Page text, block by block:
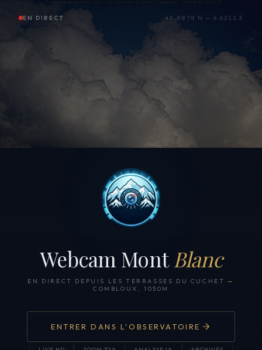
EN DIRECT 45.8878 N — 6.6211 E
Webcam Mont Blanc
EN DIRECT DEPUIS LES TERRASSES DU CUCHET —
COMBLOUX, 1050M
ENTRER DANS L'OBSERVATOIRE